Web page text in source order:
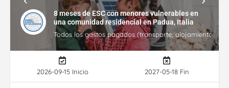
8 meses de ESC con menores vulnerables en
una comunidad residencial en Padua, Italia
Todos los gastos pagados (transporte, alojamiento,
2026-09-15 Inicio 2027-05-18 Fin